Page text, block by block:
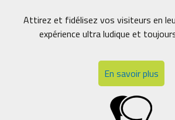
Attirez et fidélisez vos visiteurs en
expérience ultra ludique et
En savoir plus